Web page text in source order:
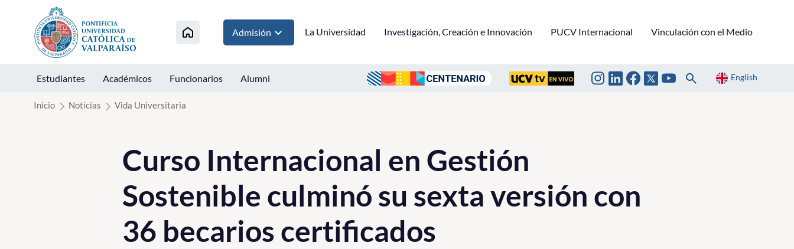
Click acá para ir directamente al contenido
Admisión La Universidad Investigación, Creación e Innovación PUCV Internacional Vinculación con el Medio
Estudiantes Académicos Funcionarios Alumni English
Inicio Noticias Vida Universitaria
Curso Internacional en Gestión
Sostenible culminó su sexta versión con
36 becarios certificados